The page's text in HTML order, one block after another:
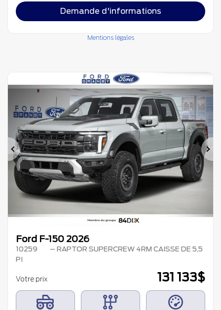
Demande d'informations
Mentions légales
Précédent
Ford F-150 2026
10259
– RAPTOR SUPERCREW 4RM CAISSE DE 5,5
PI
Votre prix 131 133$